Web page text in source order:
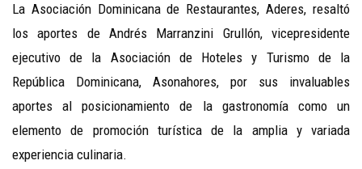
La Asociación Dominicana de Restaurantes, Aderes, resaltó
los aportes de Andrés Marranzini Grullón, vicepresidente
ejecutivo de la Asociación de Hoteles y Turismo de la
República Dominicana, Asonahores, por sus invaluables
aportes al posicionamiento de la gastronomía
como un
elemento de promoción turística de la amplia y variada
experiencia culinaria.